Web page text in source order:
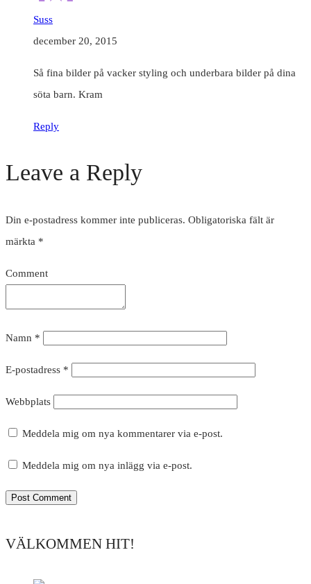
Suss
december 20, 2015
Så fina bilder på vacker styling och underbara bilder på dina
söta barn. Kram
Reply
Leave a Reply
Din e-postadress kommer inte publiceras. Obligatoriska fält är
märkta *
Comment
Namn *
E-postadress *
Webbplats
Meddela mig om nya kommentarer via e-post.
Meddela mig om nya inlägg via e-post.
VÄLKOMMEN HIT!